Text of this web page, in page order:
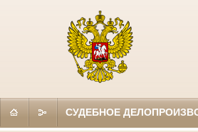
СУДЕБНОЕ